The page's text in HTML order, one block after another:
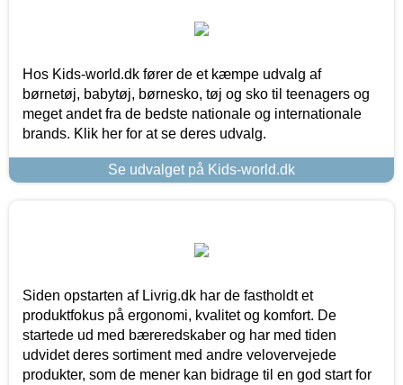
Hos Kids-world.dk fører de et kæmpe udvalg af
børnetøj, babytøj, børnesko, tøj og sko til teenagers og
meget andet fra de bedste nationale og internationale
brands. Klik her for at se deres udvalg.
Se udvalget på Kids-world.dk
Siden opstarten af Livrig.dk har de fastholdt et
produktfokus på ergonomi, kvalitet og komfort. De
startede ud med bæreredskaber og har med tiden
udvidet deres sortiment med andre velovervejede
produkter, som de mener kan bidrage til en god start for